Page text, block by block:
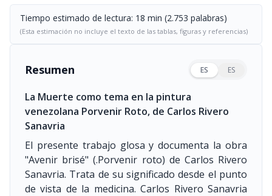
Tiempo estimado de lectura: 18 min (2.753 palabras)
(Esta estimación no incluye el texto de las tablas, figuras y referencias)
Resumen ES ES
La Muerte como tema en la pintura
venezolana Porvenir Roto, de Carlos Rivero
Sanavria
El presente trabajo glosa y documenta la obra
"Avenir brisé" (.Porvenir roto) de Carlos Rivero
Sanavria. Trata de su significado desde el punto
de vista de la medicina. Carlos Rivero Sanavria